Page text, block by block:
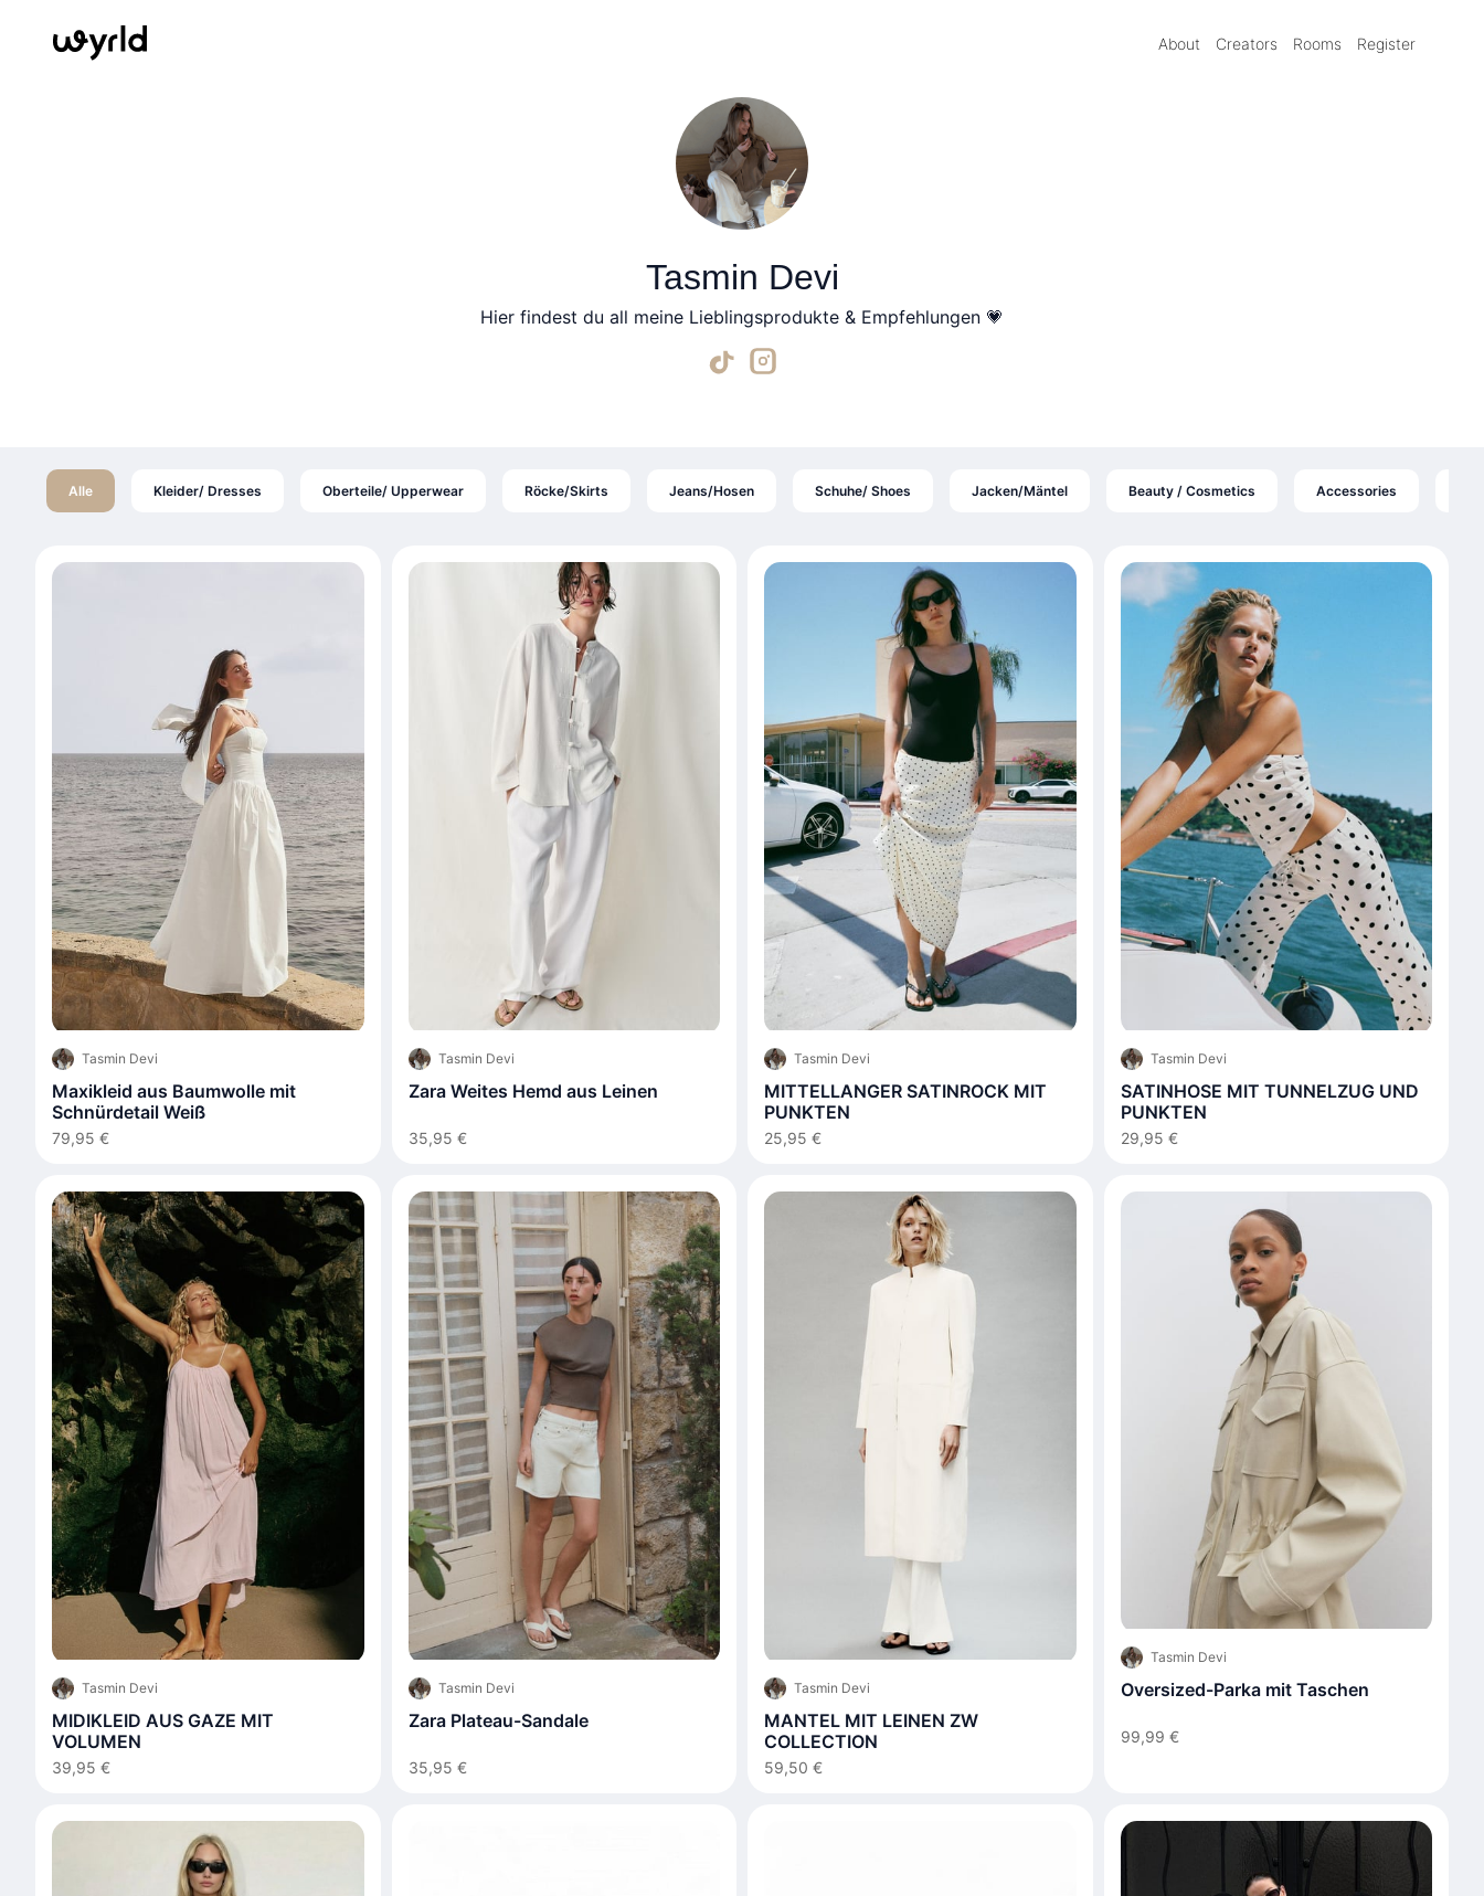
About Creators Rooms Register
Tasmin Devi
Hier findest du all meine Lieblingsprodukte & Empfehlungen 💗
Alle Kleider/ Dresses Oberteile/ Upperwear Röcke/Skirts Jeans/Hosen Schuhe/ Shoes Jacken/Mäntel Beauty / Cosmetics Accessories
Tasmin Devi
Maxikleid aus Baumwolle mit
Schnürdetail Weiß
79,95 €
Tasmin Devi
Zara Weites Hemd aus Leinen
35,95 €
Tasmin Devi
MITTELLANGER SATINROCK MIT
PUNKTEN
25,95 €
Tasmin Devi
SATINHOSE MIT TUNNELZUG UND
PUNKTEN
29,95 €
Tasmin Devi
MIDIKLEID AUS GAZE MIT
VOLUMEN
39,95 €
Tasmin Devi
Zara Plateau-Sandale
35,95 €
Tasmin Devi
MANTEL MIT LEINEN ZW
COLLECTION
59,50 €
Tasmin Devi
Oversized-Parka mit Taschen
99,99 €